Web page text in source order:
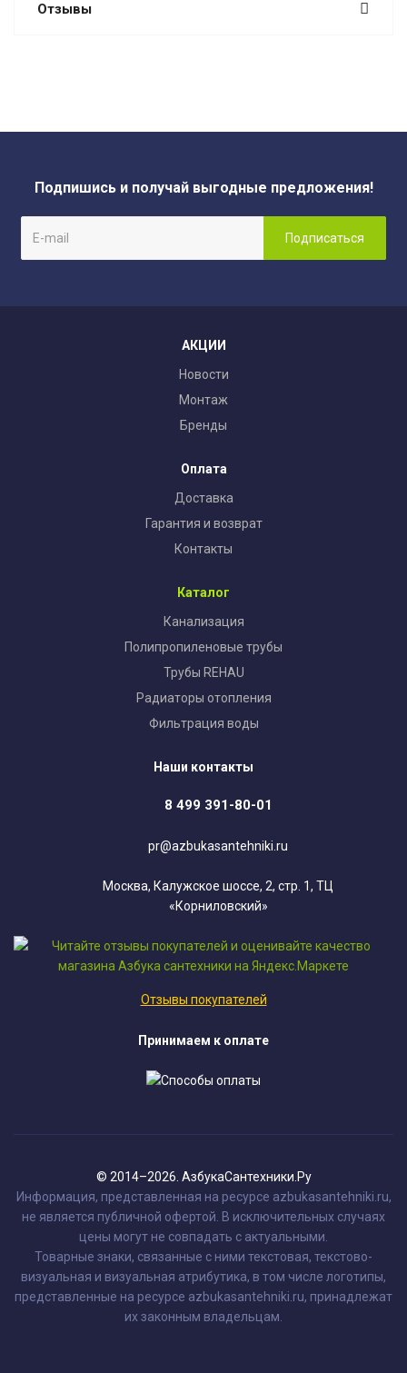
Отзывы
Подпишись и получай выгодные предложения!
АКЦИИ
Новости
Монтаж
Бренды
Оплата
Доставка
Гарантия и возврат
Контакты
Каталог
Канализация
Полипропиленовые трубы
Трубы REHAU
Радиаторы отопления
Фильтрация воды
Наши контакты
8 499 391-80-01
pr@azbukasantehniki.ru
Москва, Калужское шоссе, 2, стр. 1, ТЦ
«Корниловский»
Отзывы покупателей
Принимаем к оплате
© 2014–2026. АзбукаСантехники.Ру
Информация, представленная на ресурсе azbukasantehniki.ru,
не является публичной офертой. В исключительных случаях
цены могут не совпадать с актуальными.
Товарные знаки, связанные с ними текстовая, текстово-
визуальная и визуальная атрибутика, в том числе логотипы,
представленные на ресурсе azbukasantehniki.ru, принадлежат
их законным владельцам.